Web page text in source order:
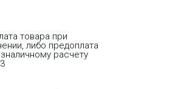
товара при
либо предоплата
расчету